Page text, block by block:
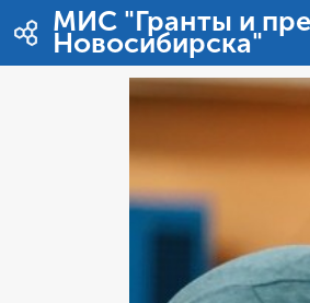
内容へスキップ
МИС "Гранты и
Новосибирска"